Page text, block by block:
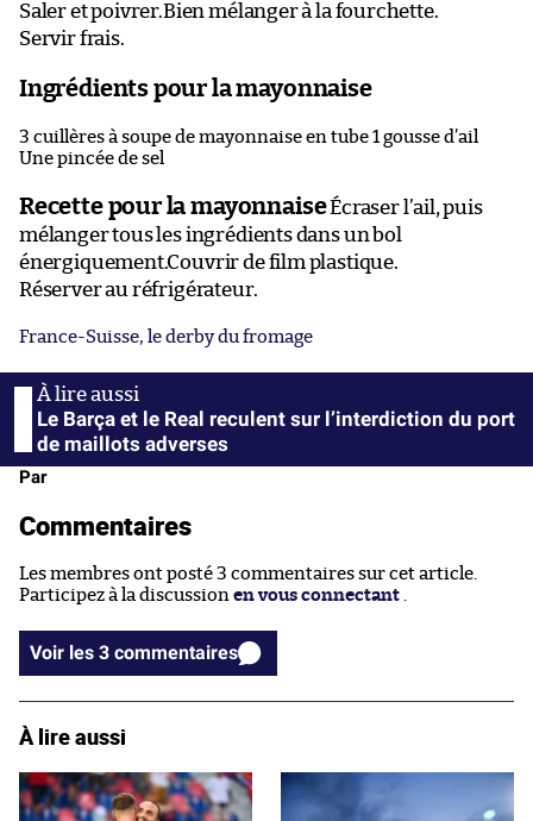
Saler et poivrer.Bien mélanger à la fourchette.
Servir frais.
Ingrédients pour la mayonnaise
3 cuillères à soupe de mayonnaise en tube 1 gousse d’ail
Une pincée de sel
Recette pour la mayonnaiseÉcraser l’ail, puis
mélanger tous les ingrédients dans un bol
énergiquement.Couvrir de film plastique.
Réserver au réfrigérateur.
France-Suisse, le derby du fromage
Le Barça et le Real reculent sur l’interdiction du port
de maillots adverses
Par
Commentaires
Les membres ont posté 3 commentaires sur cet article.
Participez à la discussion en vous connectant
Voir les 3 commentaires
À lire aussi